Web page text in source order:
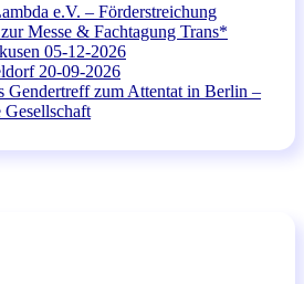
e.V. – Förderstreichung
Messe & Fachtagung Trans*
05-12-2026
20-09-2026
Gendertreff zum Attentat in Berlin –